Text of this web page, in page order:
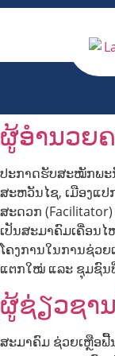
ຜູ້ອຳນວຍ
ປະກາດຮັບສະໝັກພະນັ
ສະຫວັນໄຊ, ເມືອງແປ
ສະດວກ
ເປັນສະມາຄົມເຄື່ອນໄ
ໂຄງການໃນການຊ່ວ
ແຕກໃໝ່ ແລະ ຊຸມຊົນ
ຜູ້ຊ່ຽວຊາ
ສະມາຄົມ ຊ່ວຍເຫຼືອຟື້